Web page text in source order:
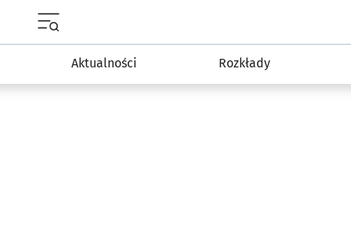
Aktualności Rozkłady